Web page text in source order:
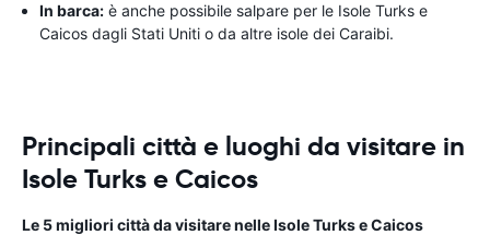
In barca: è anche possibile salpare per le Isole Turks e
Caicos dagli Stati Uniti o da altre isole dei Caraibi.
Principali città e luoghi da visitare in
Isole Turks e Caicos
Le 5 migliori città da visitare nelle Isole Turks e Caicos